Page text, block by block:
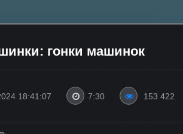
гонки машинок
18:41:07 7:30 153 422